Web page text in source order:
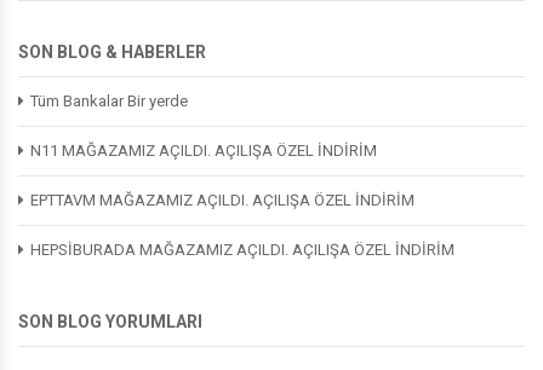
SON BLOG & HABERLER
Tüm Bankalar Bir yerde
N11 MAĞAZAMIZ AÇILDI. AÇILIŞA ÖZEL İNDİRİM
EPTTAVM MAĞAZAMIZ AÇILDI. AÇILIŞA ÖZEL İNDİRİM
HEPSİBURADA MAĞAZAMIZ AÇILDI. AÇILIŞA ÖZEL İNDİRİM
SON BLOG YORUMLARI